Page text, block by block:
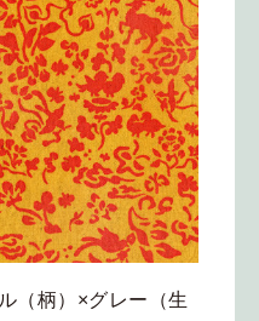
（柄）×グレー（生